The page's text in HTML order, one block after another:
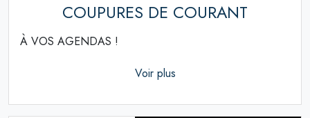
COUPURES DE COURANT
À VOS AGENDAS !
Voir plus